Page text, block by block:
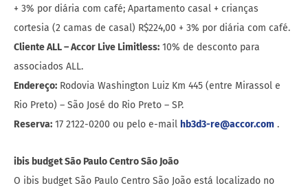
+ 3% por diária com café; Apartamento casal + crianças
cortesia (2 camas de casal) R$224,00 + 3% por diária com café.
Cliente ALL – Accor Live Limitless: 10% de desconto para
associados ALL.
Endereço: Rodovia Washington Luiz Km 445 (entre Mirassol e
Rio Preto) – São José do Rio Preto – SP.
Reserva: 17 2122-0200 ou pelo e-mail hb3d3-re@accor.com .
ibis budget São Paulo Centro São João
O ibis budget São Paulo Centro São João está localizado no